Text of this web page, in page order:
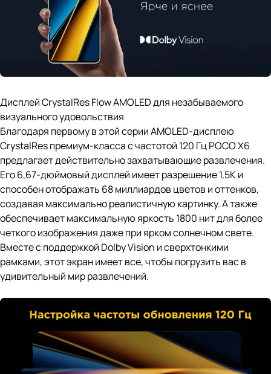
Дисплей CrystalRes Flow AMOLED для незабываемого
визуального удовольствия
Благодаря первому в этой серии AMOLED-дисплею
CrystalRes премиум-класса с частотой 120 Гц POCO X6
предлагает действительно захватывающие развлечения.
Его 6,67-дюймовый дисплей имеет разрешение 1,5К и
способен отображать 68 миллиардов цветов и оттенков,
создавая максимально реалистичную картинку. А также
обеспечивает максимальную яркость 1800 нит для более
четкого изображения даже при ярком солнечном свете.
Вместе с поддержкой Dolby Vision и сверхтонкими
рамками, этот экран имеет все, чтобы погрузить вас в
удивительный мир развлечений.